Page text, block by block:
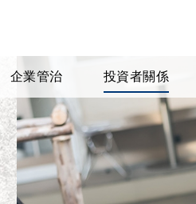
企業管治 投資者關係